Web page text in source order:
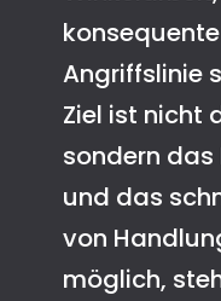
Angriffslinie
Ziel ist nicht
sondern das
und das
von
möglich,